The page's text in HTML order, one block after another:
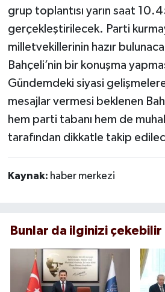
grup toplantısı yarın saat
gerçekleştirilecek. Parti
milletvekillerinin hazır
Bahçeli’nin bir konuşma
Gündemdeki siyasi
mesajlar vermesi beklenen
hem parti tabanı hem de
tarafından dikkatle takip
Kaynak: haber merkezi
Bunlar da ilginizi çekebilir